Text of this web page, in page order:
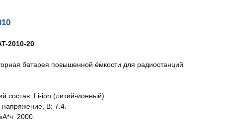
2010-20
батарея повышенной ёмкости для радиостанций
состав: Li-ion (литий-ионный).
В: 7.4.
2000.